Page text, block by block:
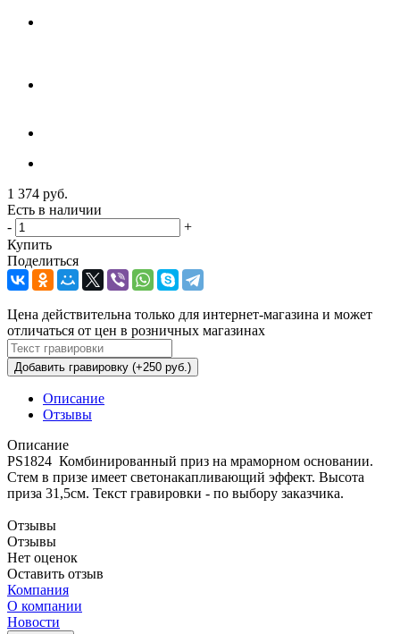
1 374 руб.
Есть в наличии
-
+
Купить
Поделиться
Цена действительна только для интернет-магазина и может
отличаться от цен в розничных магазинах
Добавить гравировку (+250 руб.)
Описание
Отзывы
Описание
PS1824 Комбинированный приз на мраморном основании.
Стем в призе имеет светонакапливающий эффект. Высота
приза 31,5см. Текст гравировки - по выбору заказчика.
Отзывы
Отзывы
Нет оценок
Оставить отзыв
Компания
О компании
Новости